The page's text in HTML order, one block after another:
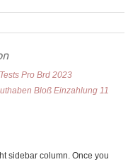
Pro Brd 2023
Bloß Einzahlung 11
sidebar column. Once you